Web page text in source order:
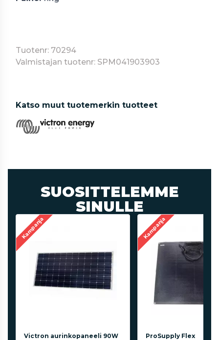
Tuotenr: 70294
Valmistajan tuotenr: SPM041903903
Katso muut tuotemerkin tuotteet
SUOSITTELEMME
SINULLE
Kampanja
Victron aurinkopaneeli 90W
Kampanja
ProSupply Flex